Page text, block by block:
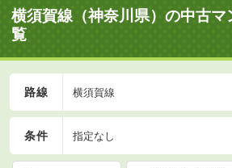
横須賀線（神奈川県）の中古マ
覧
路線 横須賀線
条件 指定なし